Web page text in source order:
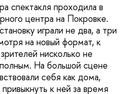
спектакля проходила в
центра на Покровке.
играли не два, а три
на новый формат, к
нисколько не
На большой сцене
себя как дома,
к ней за время